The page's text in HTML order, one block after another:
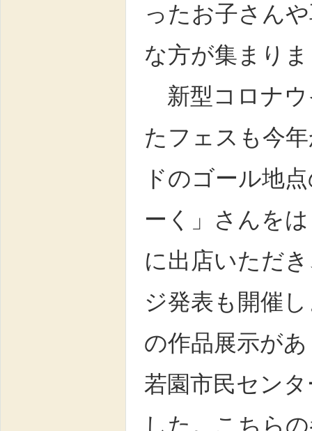
ったお子さん
な方が集まり
新型コロナウ
たフェスも今
ドのゴール地
ーく」さんを
に出店いただ
ジ発表も開催
の作品展示が
若園市民セン
した。こちら